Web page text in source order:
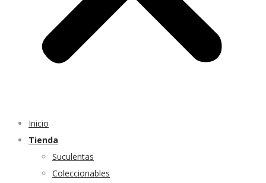
Inicio
Tienda
Suculentas
Coleccionables